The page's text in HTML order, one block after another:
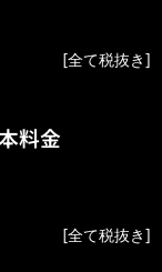
[全て税抜き]
料金
[全て税抜き]